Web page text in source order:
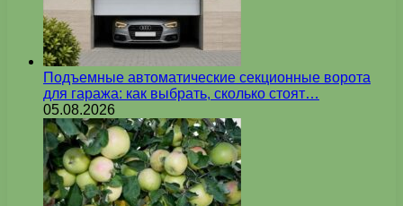
Подъемные автоматические секционные ворота
для гаража: как выбрать, сколько стоят…
05.08.2026